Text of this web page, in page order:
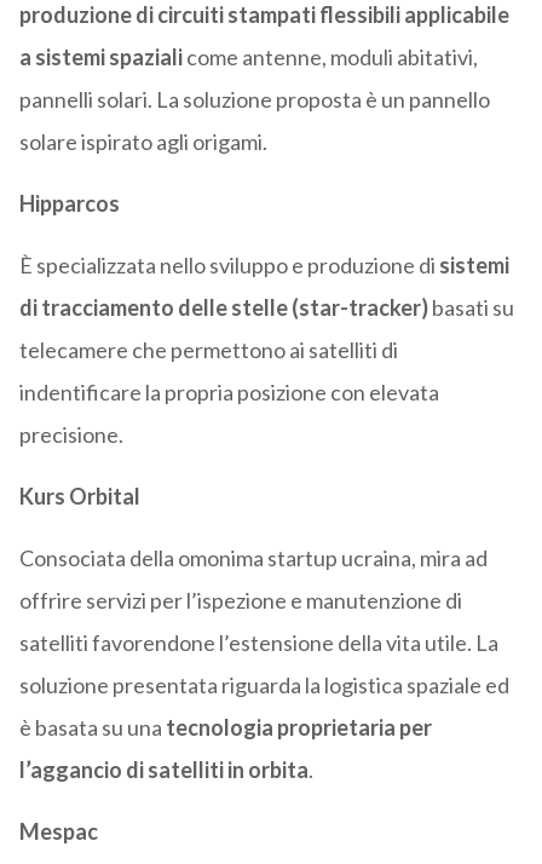
produzione di circuiti stampati flessibili applicabile
a sistemi spazialicome antenne, moduli abitativi,
pannelli solari. La soluzione proposta è un pannello
solare ispirato agli origami.
Hipparcos
È specializzata nello sviluppo e produzione di sistemi
di tracciamento delle stelle (star-tracker)basati su
telecamere che permettono ai satelliti di
indentificare la propria posizione con elevata
precisione.
Kurs Orbital
Consociata della omonima startup ucraina, mira ad
offrire servizi per l’ispezione e manutenzione di
satelliti favorendone l’estensione della vita utile. La
soluzione presentata riguarda la logistica spaziale ed
è basata su una tecnologia proprietaria per
l’aggancio di satelliti in orbita.
Mespac